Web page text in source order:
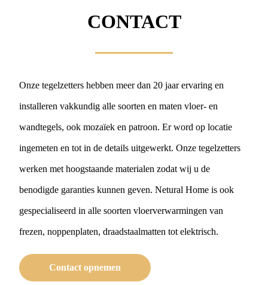
CONTACT
Onze tegelzetters hebben meer dan 20 jaar ervaring en
installeren vakkundig alle soorten en maten vloer- en
wandtegels, ook mozaïek en patroon. Er word op locatie
ingemeten en tot in de details uitgewerkt. Onze tegelzetters
werken met hoogstaande materialen zodat wij u de
benodigde garanties kunnen geven. Netural Home is ook
gespecialiseerd in alle soorten vloerverwarmingen van
frezen, noppenplaten, draadstaalmatten tot elektrisch.
Contact opnemen